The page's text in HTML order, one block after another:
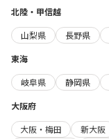
北陸・甲信越
山梨県
長野県
東海
岐阜県
静岡県
大阪府
大阪・梅田
新大阪